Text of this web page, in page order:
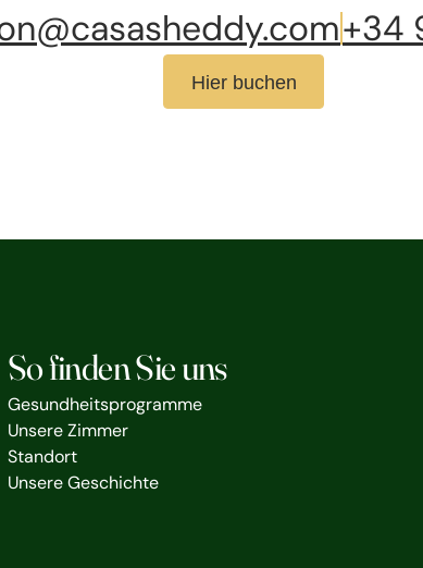
+34
Hier buchen
So finden Sie uns
Gesundheitsprogramme
Unsere Zimmer
Standort
Unsere Geschichte